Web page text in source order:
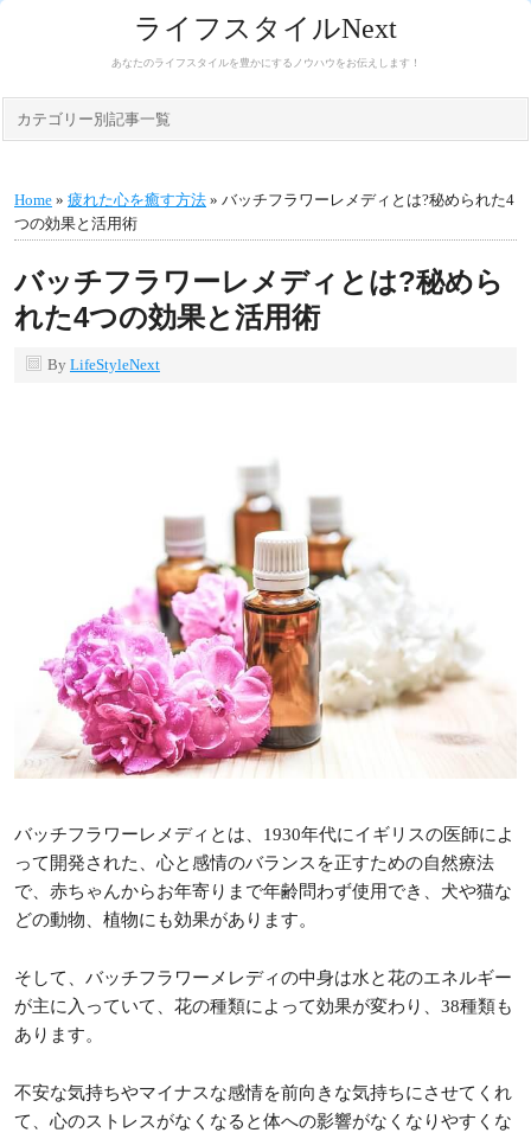
ライフスタイルNext
あなたのライフスタイルを豊かにするノウハウをお伝えします！
カテゴリー別記事一覧
Home » 疲れた心を癒す方法 » バッチフラワーレメディとは?秘められた4
つの効果と活用術
バッチフラワーレメディとは?秘めら
れた4つの効果と活用術
By LifeStyleNext
バッチフラワーレメディとは、1930年代にイギリスの医師によ
って開発された、心と感情のバランスを正すための自然療法
で、赤ちゃんからお年寄りまで年齢問わず使用でき、犬や猫な
どの動物、植物にも効果があります。
そして、バッチフラワーメレディの中身は水と花のエネルギー
が主に入っていて、花の種類によって効果が変わり、38種類も
あります。
不安な気持ちやマイナスな感情を前向きな気持ちにさせてくれ
て、心のストレスがなくなると体への影響がなくなりやすくな